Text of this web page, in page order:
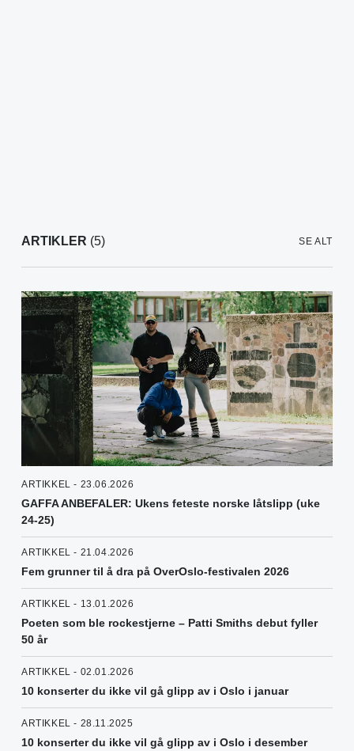
ARTIKLER (5) SE ALT
ARTIKKEL - 23.06.2026
GAFFA ANBEFALER: Ukens feteste norske låtslipp (uke
24-25)
ARTIKKEL - 21.04.2026
Fem grunner til å dra på OverOslo-festivalen 2026
ARTIKKEL - 13.01.2026
Poeten som ble rockestjerne – Patti Smiths debut fyller
50 år
ARTIKKEL - 02.01.2026
10 konserter du ikke vil gå glipp av i Oslo i januar
ARTIKKEL - 28.11.2025
10 konserter du ikke vil gå glipp av i Oslo i desember